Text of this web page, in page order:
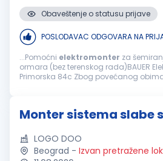
Obaveštenje o statusu prijave
POSLODAVAC ODGOVARA NA
...Pomoćni elektromonter za
ormara (bez terenskog rada)BAUER
Primorska 84c Zbog povećanog
Monter sistema slabe
LOGO DOO
Beograd - Izvan pretražene